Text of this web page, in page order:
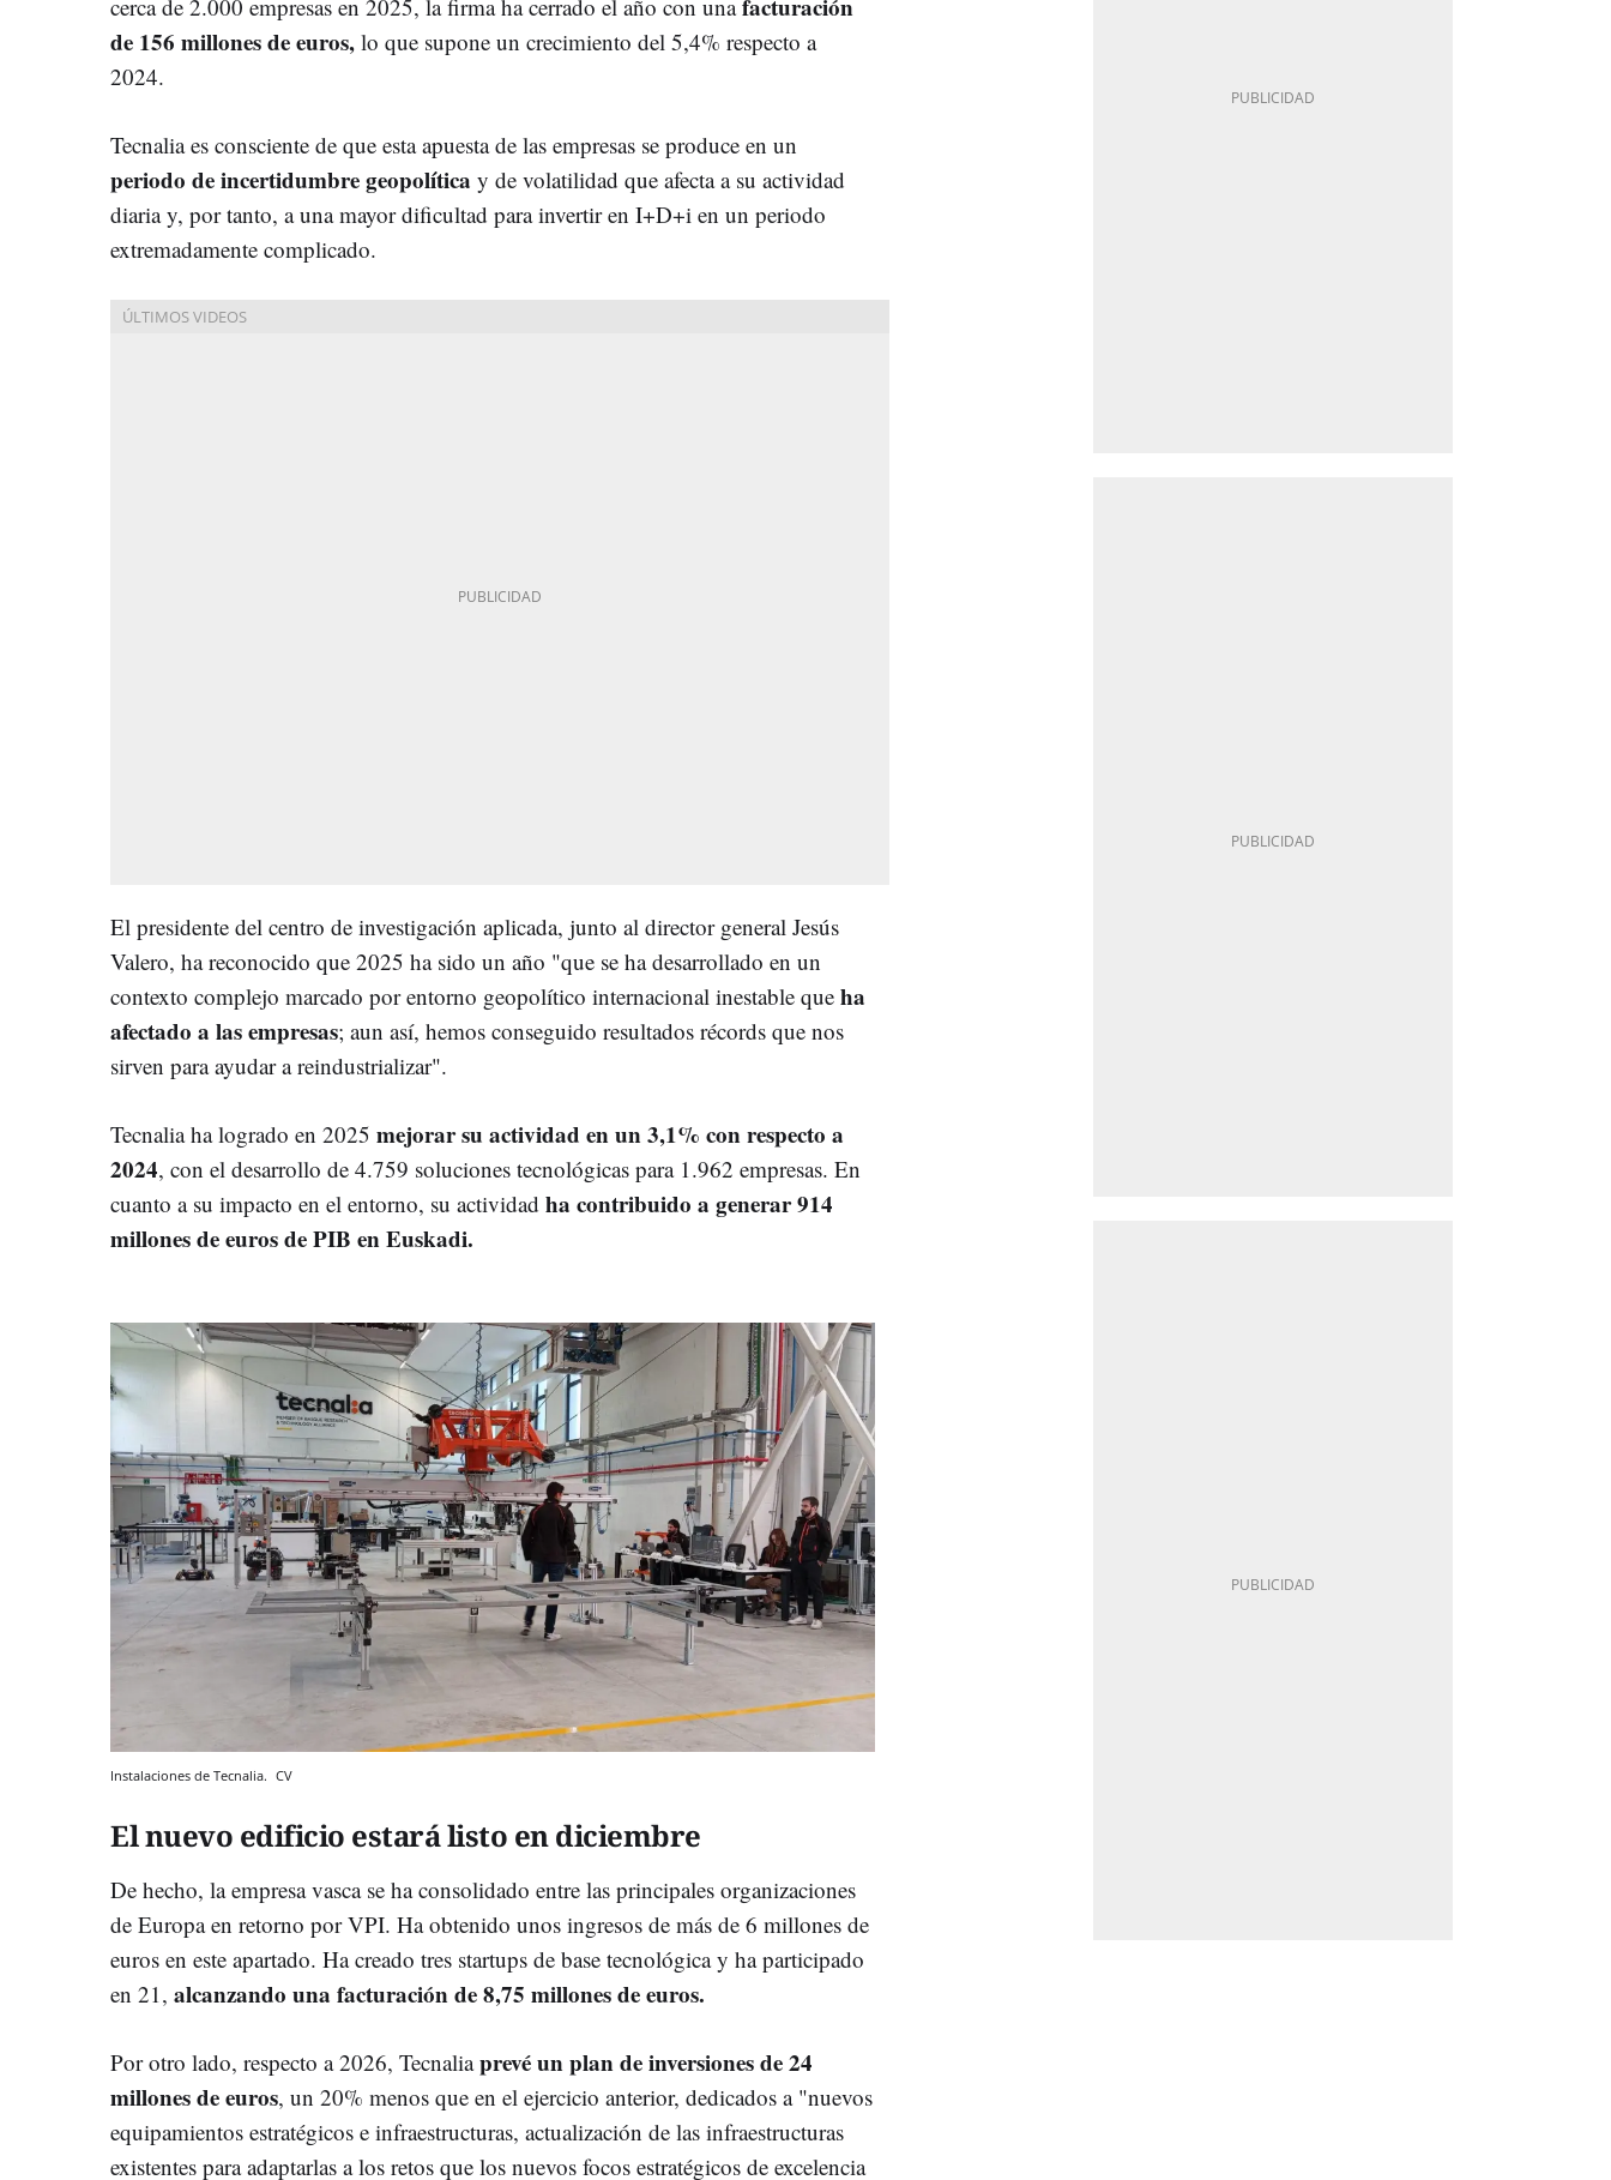
cerca de 2.000 empresas en 2025, la firma ha cerrado el año con una
de 156 millones de euros, lo que supone un crecimiento del 5,4% respecto a
2024.
Tecnalia es consciente de que esta apuesta de las empresas se produce en un
periodo de incertidumbre geopolítica y de volatilidad que afecta a su actividad
diaria y, por tanto, a una mayor dificultad para invertir en I+D+i en un periodo
extremadamente complicado.
El presidente del centro de investigación aplicada, junto al director general Jesús
Valero, ha reconocido que 2025 ha sido un año "que se ha desarrollado en un
contexto complejo marcado por entorno geopolítico internacional inestable que ha
afectado a las empresas; aun así, hemos conseguido resultados récords que nos
sirven para ayudar a reindustrializar".
Tecnalia ha logrado en 2025 mejorar su actividad en un 3,1% con respecto a
2024, con el desarrollo de 4.759 soluciones tecnológicas para 1.962 empresas. En
cuanto a su impacto en el entorno, su actividad ha contribuido a generar 914
millones de euros de PIB en Euskadi.
Instalaciones de Tecnalia. CV
El nuevo edificio estará listo en diciembre
De hecho, la empresa vasca se ha consolidado entre las principales organizaciones
de Europa en retorno por VPI. Ha obtenido unos ingresos de más de 6 millones de
euros en este apartado. Ha creado tres startups de base tecnológica y ha participado
en 21, alcanzando una facturación de 8,75 millones de euros.
Por otro lado, respecto a 2026, Tecnaliaprevé un plan de inversiones de 24
millones de euros, un 20% menos que en el ejercicio anterior, dedicados a "nuevos
equipamientos estratégicos e infraestructuras, actualización de las infraestructuras
existentes para adaptarlas a los retos que los nuevos focos estratégicos de excelencia